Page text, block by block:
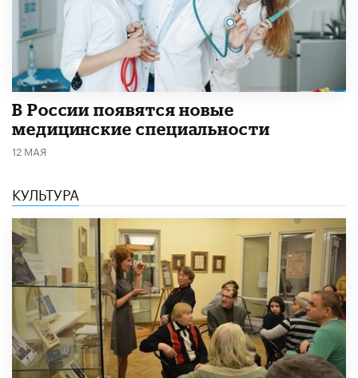
В России появятся новые
медицинские специальности
12 МАЯ
КУЛЬТУРА